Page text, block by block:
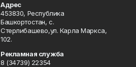
Адрес
453830, Республика
Башкортостан, c.
Стерлибашево,ул. Карла Маркса,
102.
Рекламная служба
8 (34739) 22354